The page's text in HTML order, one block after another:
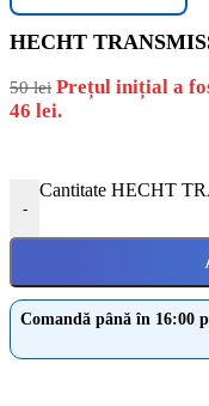
HECHT
50lei Prețul inițial a
46 lei.
-
Cantitate HECHT
Comandă până în 16:00